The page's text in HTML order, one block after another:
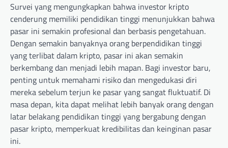
Survei yang mengungkapkan bahwa investor kripto
cenderung memiliki pendidikan tinggi menunjukkan bahwa
pasar ini semakin profesional dan berbasis pengetahuan.
Dengan semakin banyaknya orang berpendidikan tinggi
yang terlibat dalam kripto, pasar ini akan semakin
berkembang dan menjadi lebih mapan. Bagi investor baru,
penting untuk memahami risiko dan mengedukasi diri
mereka sebelum terjun ke pasar yang sangat fluktuatif. Di
masa depan, kita dapat melihat lebih banyak orang dengan
latar belakang pendidikan tinggi yang bergabung dengan
pasar kripto, memperkuat kredibilitas dan keinginan pasar
ini.